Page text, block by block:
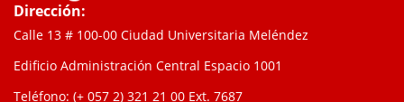
Dirección:
Calle 13 # 100-00 Ciudad Universitaria Meléndez
Edificio Administración Central Espacio 1001
Teléfono: (+ 057 2) 321 21 00 Ext. 7687